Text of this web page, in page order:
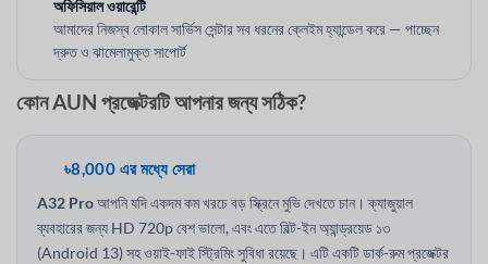
অফিসিয়াল ওয়ারেন্টি
আমাদের নিজস্ব লোকাল সার্ভিস সেন্টার সব ধরনের ক্লেইম হ্যান্ডেল করে — পাচ্ছেন
দ্রুত ও ঝামেলামুক্ত সাপোর্ট
কোন AUN প্রজেক্টরটি আপনার জন্য সঠিক?
৳8,000 এর মধ্যে সেরা
A32 Proআপনি যদি একদম কম খরচে বড় স্ক্রিনে মুভি দেখতে চান। ক্যাজুয়াল
ব্যবহারের জন্য HD 720p বেশ ভালো, এবং এতে বিল্ট-ইন অ্যান্ড্রয়েড ১৩
(Android 13) সহ ওয়াই-ফাই স্ট্রিমিং সুবিধা রয়েছে। এটি একটি ডার্ক-রুম প্রজেক্টর